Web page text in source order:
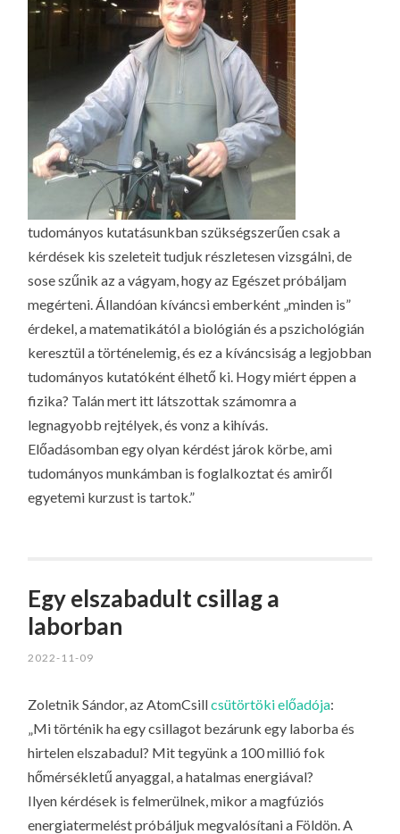
tudományos kutatásunkban szükségszerűen csak a
kérdések kis szeleteit tudjuk részletesen vizsgálni, de
sose szűnik az a vágyam, hogy az Egészet próbáljam
megérteni. Állandóan kíváncsi emberként „minden is”
érdekel, a matematikától a biológián és a pszichológián
keresztül a történelemig, és ez a kíváncsiság a legjobban
tudományos kutatóként élhető ki. Hogy miért éppen a
fizika? Talán mert itt látszottak számomra a
legnagyobb rejtélyek, és vonz a kihívás.
Előadásomban egy olyan kérdést járok körbe, ami
tudományos munkámban is foglalkoztat és amiről
egyetemi kurzust is tartok.”
Egy elszabadult csillag a
laborban
2022-11-09
Zoletnik Sándor, az AtomCsillcsütörtöki előadója:
„Mi történik ha egy csillagot bezárunk egy laborba és
hirtelen elszabadul? Mit tegyünk a 100 millió fok
hőmérsékletű anyaggal, a hatalmas energiával?
Ilyen kérdések is felmerülnek, mikor a magfúziós
energiatermelést próbáljuk megvalósítani a Földön. A